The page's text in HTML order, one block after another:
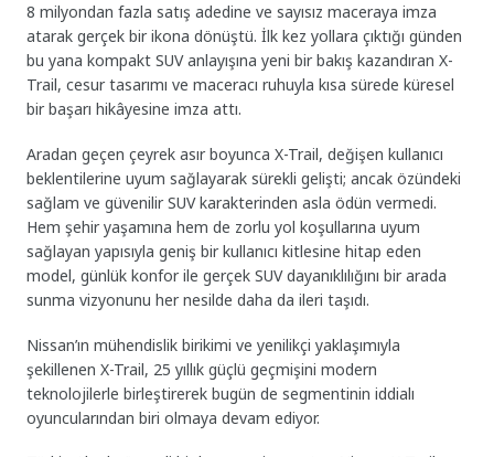
8 milyondan fazla satış adedine ve sayısız maceraya imza
atarak gerçek bir ikona dönüştü. İlk kez yollara çıktığı günden
bu yana kompakt SUV anlayışına yeni bir bakış kazandıran X-
Trail, cesur tasarımı ve maceracı ruhuyla kısa sürede küresel
bir başarı hikâyesine imza attı.
Aradan geçen çeyrek asır boyunca X-Trail, değişen kullanıcı
beklentilerine uyum sağlayarak sürekli gelişti; ancak özündeki
sağlam ve güvenilir SUV karakterinden asla ödün vermedi.
Hem şehir yaşamına hem de zorlu yol koşullarına uyum
sağlayan yapısıyla geniş bir kullanıcı kitlesine hitap eden
model, günlük konfor ile gerçek SUV dayanıklılığını bir arada
sunma vizyonunu her nesilde daha da ileri taşıdı.
Nissan’ın mühendislik birikimi ve yenilikçi yaklaşımıyla
şekillenen X-Trail, 25 yıllık güçlü geçmişini modern
teknolojilerle birleştirerek bugün de segmentinin iddialı
oyuncularından biri olmaya devam ediyor.